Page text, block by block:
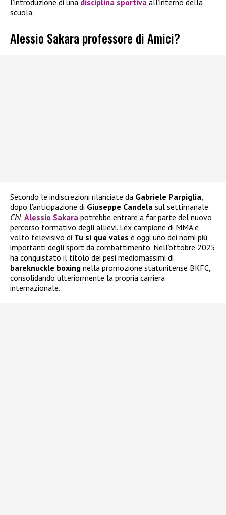
l’introduzione di una disciplina sportiva all’interno della
scuola.
Alessio Sakara professore di Amici?
Secondo le indiscrezioni rilanciate da Gabriele Parpiglia
dopo l’anticipazione di Giuseppe Candela sul settimanale
Chi, Alessio Sakara potrebbe entrare a far parte del nuovo
percorso formativo degli allievi. L’ex campione di MMA e
volto televisivo di Tu sì que vales è oggi uno dei nomi più
importanti degli sport da combattimento. Nell’ottobre 2025
ha conquistato il titolo dei pesi mediomassimi di
bareknuckle boxing nella promozione statunitense BKFC,
consolidando ulteriormente la propria carriera
internazionale.